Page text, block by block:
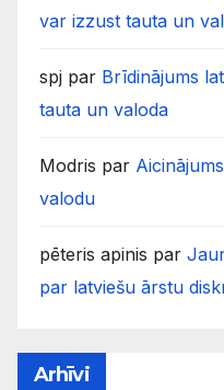
var izzust tauta un
spj par Brīdinājums
tauta un valoda
Modris par
valodu
pēteris apinis par
par latviešu ārstu
Arhīvi